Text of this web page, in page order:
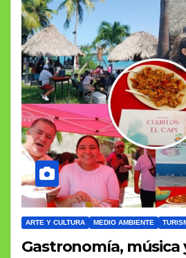
ARTE Y CULTURA MEDIO AMBIENTE
Gastronomía, música